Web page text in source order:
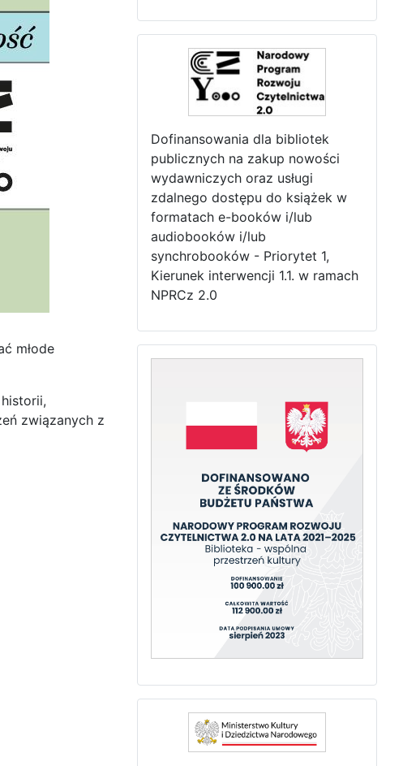
młode
związanych z
Dofinansowania dla bibliotek
publicznych na zakup nowości
wydawniczych oraz usługi
zdalnego dostępu do książek w
formatach e-booków i/lub
audiobooków i/lub
synchrobooków - Priorytet 1,
Kierunek interwencji 1.1. w ramach
NPRCz 2.0